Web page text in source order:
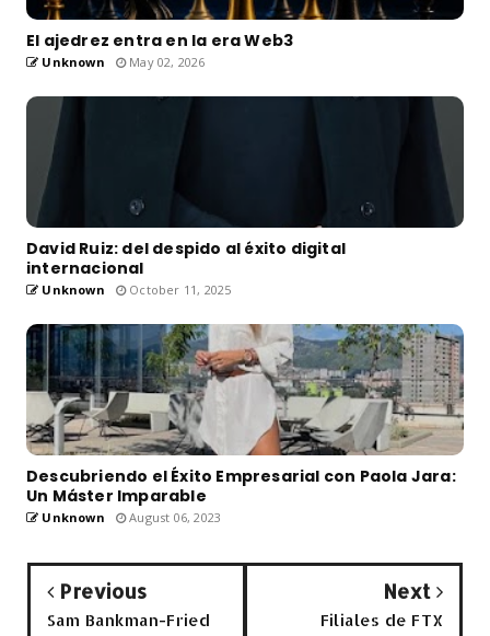
El ajedrez entra en la era Web3
Unknown May 02, 2026
David Ruiz: del despido al éxito digital
internacional
Unknown October 11, 2025
Descubriendo el Éxito Empresarial con Paola Jara:
Un Máster Imparable
Unknown August 06, 2023
Previous
Sam Bankman-Fried
Next
Filiales de FTX